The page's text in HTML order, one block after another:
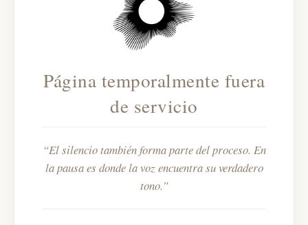
Página temporalmente fuera
de servicio
El silencio también forma parte del proceso. En
la pausa es donde la voz encuentra su verdadero
tono.